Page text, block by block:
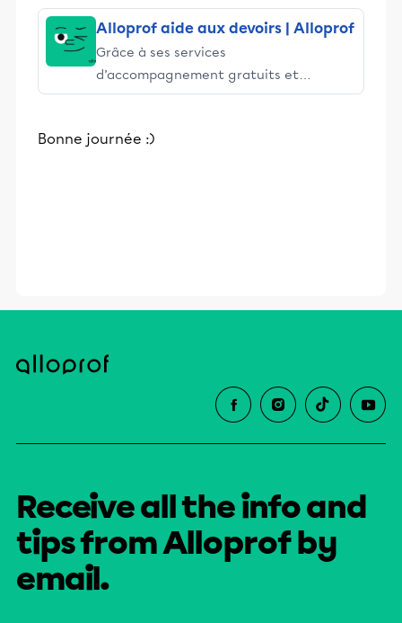
Alloprof aide aux devoirs | Alloprof
Grâce à ses services
d’accompagnement gratuits et
stimulants, Alloprof engage les élèves
éducative.
Bonne journée :)
Receive all the info and
tips from Alloprof by
email.